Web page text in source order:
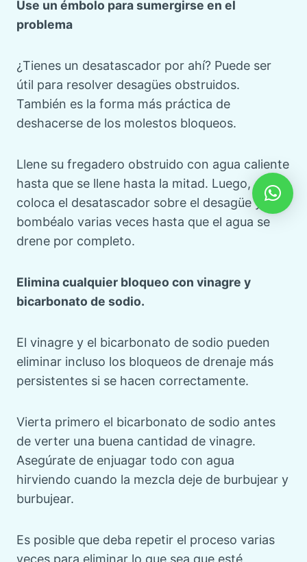
Use un émbolo para sumergirse en el
problema
¿Tienes un desatascador por ahí? Puede ser
útil para resolver desagües obstruidos.
También es la forma más práctica de
deshacerse de los molestos bloqueos.
Llene su fregadero obstruido con agua caliente
hasta que se llene hasta la mitad. Luego,
coloca el desatascador sobre el desagüe y
bombéalo varias veces hasta que el agua se
drene por completo.
Elimina cualquier bloqueo con vinagre y
bicarbonato de sodio.
El vinagre y el bicarbonato de sodio pueden
eliminar incluso los bloqueos de drenaje más
persistentes si se hacen correctamente.
Vierta primero el bicarbonato de sodio antes
de verter una buena cantidad de vinagre.
Asegúrate de enjuagar todo con agua
hirviendo cuando la mezcla deje de burbujear y
burbujear.
Es posible que deba repetir el proceso varias
veces para eliminar lo que sea que esté